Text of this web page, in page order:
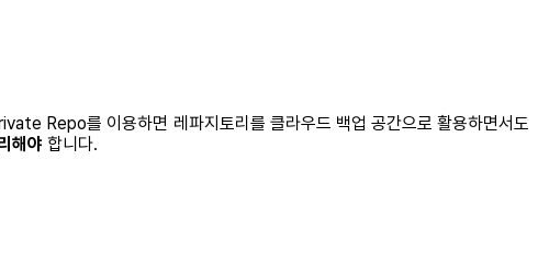
Repo를 이용하면 레파지토리를 클라우드 백업 공간으로 활용하면서도
해야 합니다.